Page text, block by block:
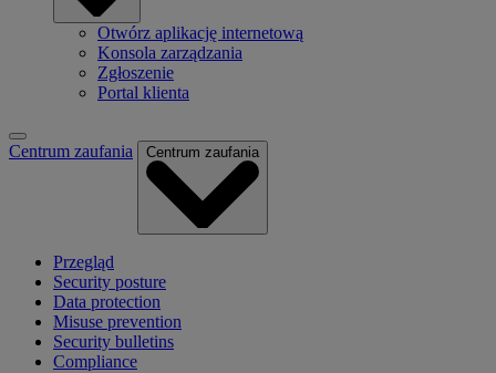
Otwórz aplikację internetową
Konsola zarządzania
Zgłoszenie
Portal klienta
Centrum zaufania Centrum zaufania
Przegląd
Security posture
Data protection
Misuse prevention
Security bulletins
Compliance